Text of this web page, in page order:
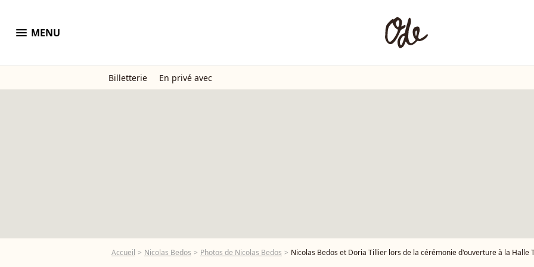
menu MENU
Billetterie En privé avec
Accueil Nicolas Bedos Photos de Nicolas Bedos Nicolas Bedos et Doria Tillier lors de la cérémonie d'ouverture à la Halle Tony Garnier du 11ème Festival Lumiere